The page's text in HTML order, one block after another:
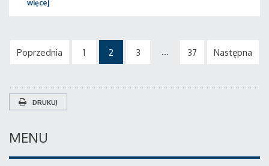
więcej
Poprzednia 1 2 3 ... 37 Następna
DRUKUJ
MENU